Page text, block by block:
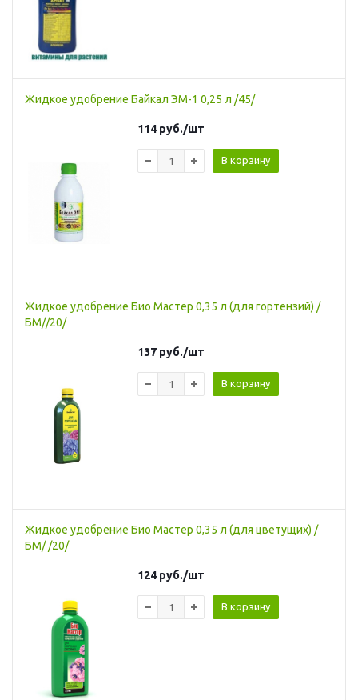
Жидкое удобрение Байкал ЭМ-1 0,25 л /45/
114 руб./шт
В корзину
Жидкое удобрение Био Мастер 0,35 л (для гортензий) /
БМ//20/
137 руб./шт
В корзину
Жидкое удобрение Био Мастер 0,35 л (для цветущих) /
БМ/ /20/
124 руб./шт
В корзину